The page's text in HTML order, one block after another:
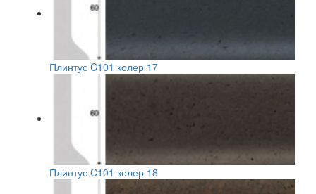
Плинтус C101 колер 17
Плинтус C101 колер 18